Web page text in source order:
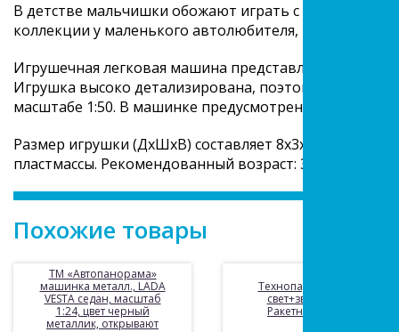
В детстве мальчишки обожают играть с машинками!
коллекции у маленького автолюбителя, тем,
Игрушечная легковая машина представлена в
Игрушка высоко детализирована, поэтому
масштабе 1:50. В машинке предусмотрен
Размер игрушки (ДхШхВ) составляет 8х3х2,5 см.
пластмассы. Рекомендованный возраст: 3 года +
Похожие товары
ТМ «Автопанорама»
машинка металл., LADA
VESTA седан, масштаб
1:24, цвет черный
металлик, открывают
Технопарк. Машина
свет+звук «Камаз
Ракетница» 25см